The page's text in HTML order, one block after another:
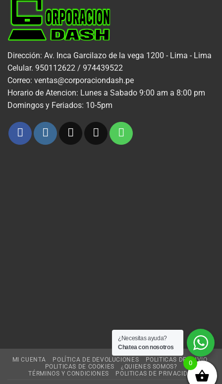
Dirección: Av. Inca Garcilazo de la vega 1200 - Lima - Lima
Celular. 950112622 / 974439522
Correo: ventas@corporaciondash.pe
Horario de Atencion: Lunes a Sabado 9:00 am a 8:00 pm
Domingos y Feriados: 10-5pm
MI CUENTA POLÍTICA DE DEVOLUCIONES
POLITICAS DE ENVIO
POLITICAS DE COOKIES
¿QUIENES SOMOS?
TÉRMINOS Y CONDICIONES
POLITICAS DE PRIVACIDAD
¿Necesitas ayuda?
Chatea con nosotros
0